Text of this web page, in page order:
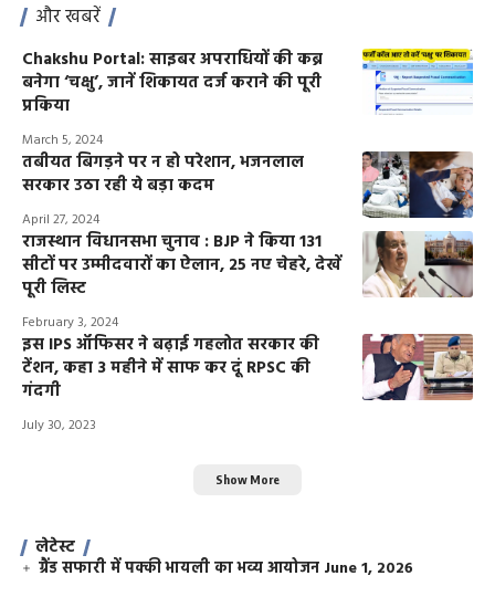
और खबरें
Chakshu Portal: साइबर अपराधियों की कब्र
बनेगा ‘चक्षु’, जानें शिकायत दर्ज कराने की पूरी
प्रकिया
March 5, 2024
तबीयत बिगड़ने पर न हो परेशान, भजनलाल
सरकार उठा रही ये बड़ा कदम
April 27, 2024
राजस्थान विधानसभा चुनाव : BJP ने किया 131
सीटों पर उम्मीदवारों का ऐलान, 25 नए चेहरे, देखें
पूरी लिस्ट
February 3, 2024
इस IPS ऑफिसर ने बढ़ाई गहलोत सरकार की
टेंशन, कहा 3 महीने में साफ कर दूं RPSC की
गंदगी
July 30, 2023
Show More
लेटेस्ट
ग्रैंड सफारी में पक्की भायली का भव्य आयोजन June 1, 2026